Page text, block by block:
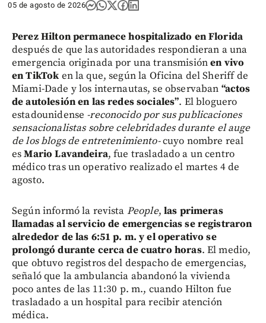
05 de agosto de 2026
Perez Hilton permanece hospitalizado en Florida
después de que las autoridades respondieran a una
emergencia originada por una transmisiónen vivo
en TikToken la que, según la Oficina del Sheriff de
Miami-Dade y los internautas, se observaban “actos
de autolesión en las redes sociales”. El bloguero
estadounidense -reconocido por sus publicaciones
sensacionalistas sobre celebridades durante el auge
de los blogs de entretenimiento-cuyo nombre real
esMario Lavandeira, fue trasladado a un centro
médico tras un operativo realizado el martes 4 de
agosto.
Según informó la revista People, las primeras
llamadas al servicio de emergencias se registraron
alrededor de las 6:51 p. m. y el operativo se
prolongó durante cerca de cuatro horas. El medio,
que obtuvo registros del despacho de emergencias,
señaló que la ambulancia abandonó la vivienda
poco antes de las 11:30 p. m., cuando Hilton fue
trasladado a un hospital para recibir atención
médica.